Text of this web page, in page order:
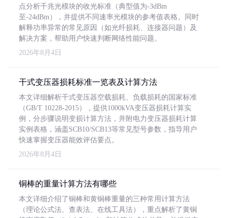
点分析千兆光模块的收光标准（典型值为-3dBm
至-24dBm），并提供不同速率光模块的参考值表格。同时
解释功率异常的常见原因（如光纤损耗、连接器问题）及
解决方案，帮助用户快速判断网络性能问题。
2026年8月4日
干式变压器损耗标准一览表及计算方法
本文详细解析干式变压器空载损耗、负载损耗的国家标准
（GB/T 10228-2015），提供1000kVA变压器损耗计算实
例，分步骤说明变损计算方法，并附电力变压器损耗计算
实例表格，涵盖SCB10/SCB13等常见型号参数，指导用户
快速掌握变压器能效评估要点。
2026年8月4日
铜棒的重量计算方法有哪些
本文详细介绍了铜棒和黄铜棒重量的三种常用计算方法
（理论公式法、查表法、在线工具法），重点解析了黄铜